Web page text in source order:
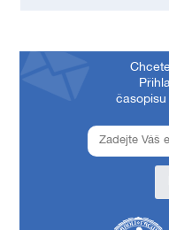
časopisu